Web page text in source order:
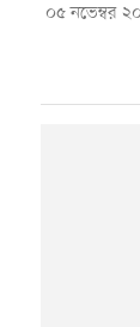
০৫ নভেম্বর